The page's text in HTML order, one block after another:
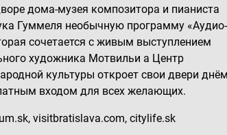
дома-музея композитора и пианиста
Гуммеля необычную программу «Аудио-
сочетается с живым выступлением
художника Мотвильи а Центр
культуры откроет свои двери
входом для всех желающих.
visitbratislava.com, citylife.sk